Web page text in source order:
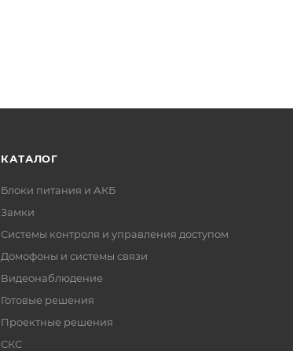
КАТАЛОГ
Блоки питания и АКБ
Замки
Системы контроля и управления доступом
Домофоны и системы связи
Видеонаблюдение
Готовые решения
Проектные решения
СКС